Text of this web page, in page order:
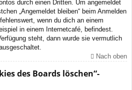
durch einen Dritten. Um angemeldet
„Angemeldet bleiben“ beim Anmelden
wenn du dich an einem
in einem Internetcafé, befindest.
steht, dann wurde sie vermutlich
Nach oben
des Boards löschen“-